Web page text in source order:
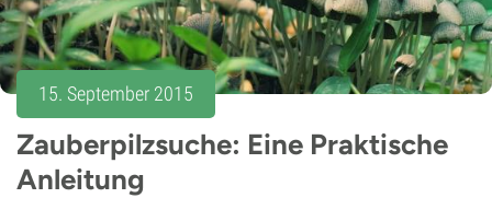
15. September 2015
Zauberpilzsuche: Eine Praktische
Anleitung